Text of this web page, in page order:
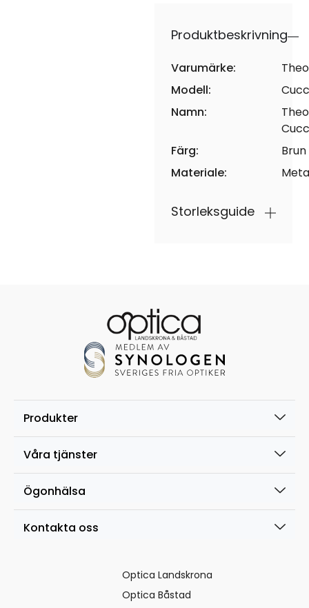
Produktbeskrivning
Varumärke:
Theo
Modell:
Namn:
Theo
Färg:
Brun
Materiale:
Storleksguide
Produkter
Våra tjänster
Ögonhälsa
Kontakta oss
Optica Landskrona
Optica Båstad